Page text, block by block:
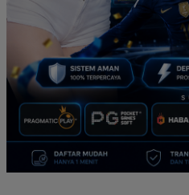
Squishmallows
Stick-O
Stokke
Sudocrem
Sumimo
Sunnylife